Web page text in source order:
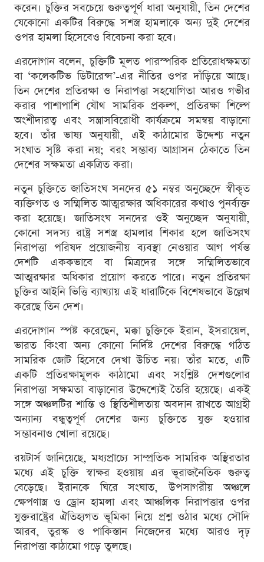
করেন। চুক্তির সবচেয়ে গুরুত্বপূর্ণ ধারা অনুযায়ী, তিন দেশের
যেকোনো একটির বিরুদ্ধে সশস্ত্র হামলাকে অন্য দুই দেশের
ওপর হামলা হিসেবেও বিবেচনা করা হবে।
এরদোগান বলেন, চুক্তিটি মূলত পারস্পরিক প্রতিরোধক্ষমতা
বা ‘কলেকটিভ ডিটারেন্স’-এর নীতির ওপর দাঁড়িয়ে আছে।
তিন দেশের প্রতিরক্ষা ও নিরাপত্তা সহযোগিতা আরও গভীর
করার পাশাপাশি যৌথ সামরিক প্রকল্প, প্রতিরক্ষা শিল্পে
অংশীদারত্ব এবং সন্ত্রাসবিরোধী কার্যক্রমে সমন্বয় বাড়ানো
হবে। তাঁর ভাষ্য অনুযায়ী, এই কাঠামোর উদ্দেশ্য নতুন
সংঘাত সৃষ্টি করা নয়; বরং সম্ভাব্য আগ্রাসন ঠেকাতে তিন
দেশের সক্ষমতা একত্রিত করা।
নতুন চুক্তিতে জাতিসংঘ সনদের ৫১ নম্বর অনুচ্ছেদে স্বীকৃত
ব্যক্তিগত ও সম্মিলিত আত্মরক্ষার অধিকারের কথাও পুনর্ব্যক্ত
করা হয়েছে। জাতিসংঘ সনদের ওই অনুচ্ছেদ অনুযায়ী,
কোনো সদস্য রাষ্ট্র সশস্ত্র হামলার শিকার হলে জাতিসংঘ
নিরাপত্তা পরিষদ প্রয়োজনীয় ব্যবস্থা নেওয়ার আগ পর্যন্ত
দেশটি এককভাবে বা মিত্রদের সঙ্গে সম্মিলিতভাবে
আত্মরক্ষার অধিকার প্রয়োগ করতে পারে। নতুন প্রতিরক্ষা
চুক্তির আইনি ভিত্তি ব্যাখ্যায় এই ধারাটিকে বিশেষভাবে উল্লেখ
করেছে তিন দেশ।
এরদোগান স্পষ্ট করেছেন, মক্কা চুক্তিকে ইরান, ইসরায়েল,
ভারত কিংবা অন্য কোনো নির্দিষ্ট দেশের বিরুদ্ধে গঠিত
সামরিক জোট হিসেবে দেখা উচিত নয়। তাঁর মতে, এটি
একটি প্রতিরক্ষামূলক কাঠামো এবং সংশ্লিষ্ট দেশগুলোর
নিরাপত্তা সক্ষমতা বাড়ানোর উদ্দেশ্যেই তৈরি হয়েছে। একই
সঙ্গে অঞ্চলটির শান্তি ও স্থিতিশীলতায় অবদান রাখতে আগ্রহী
অন্যান্য বন্ধুত্বপূর্ণ দেশের জন্য চুক্তিতে যুক্ত হওয়ার
সম্ভাবনাও খোলা রয়েছে।
রয়টার্স জানিয়েছে, মধ্যপ্রাচ্যে সাম্প্রতিক সামরিক অস্থিরতার
মধ্যে এই চুক্তি স্বাক্ষর হওয়ায় এর ভূরাজনৈতিক গুরুত্ব
বেড়েছে। ইরানকে ঘিরে সংঘাত, উপসাগরীয় অঞ্চলে
ক্ষেপণাস্ত্র ও ড্রোন হামলা এবং আঞ্চলিক নিরাপত্তার ওপর
যুক্তরাষ্ট্রের ঐতিহ্যগত ভূমিকা নিয়ে প্রশ্ন ওঠার মধ্যে সৌদি
আরব, তুরস্ক ও পাকিস্তান নিজেদের মধ্যে আরও দৃঢ়
নিরাপত্তা কাঠামো গড়ে তুলছে।